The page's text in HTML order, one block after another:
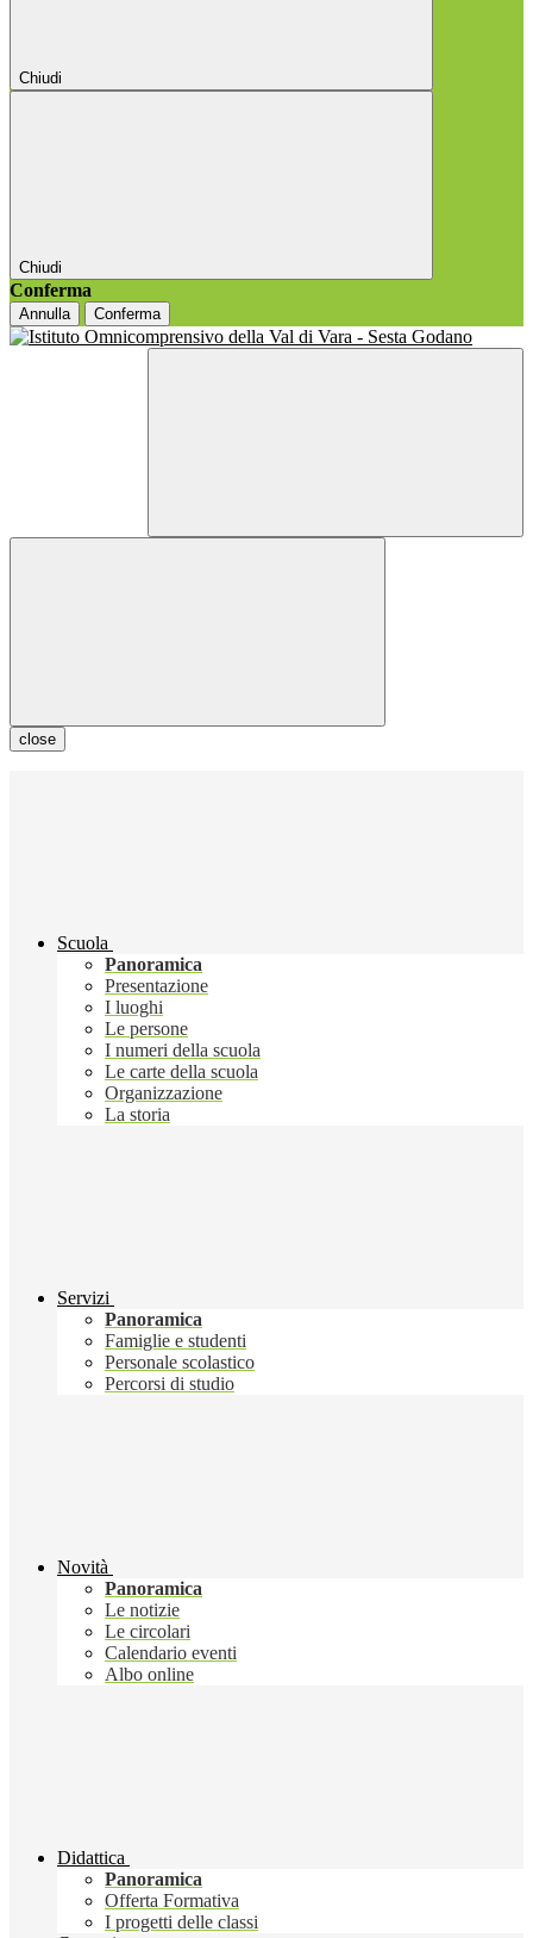
Chiudi
Chiudi
Conferma
Annulla Conferma
close
Scuola
Panoramica
Presentazione
I luoghi
Le persone
I numeri della scuola
Le carte della scuola
Organizzazione
La storia
Servizi
Panoramica
Famiglie e studenti
Personale scolastico
Percorsi di studio
Novità
Panoramica
Le notizie
Le circolari
Calendario eventi
Albo online
Didattica
Panoramica
Offerta Formativa
I progetti delle classi